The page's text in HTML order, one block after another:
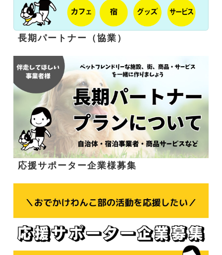
長期パートナー（協業）
応援サポーター企業様募集